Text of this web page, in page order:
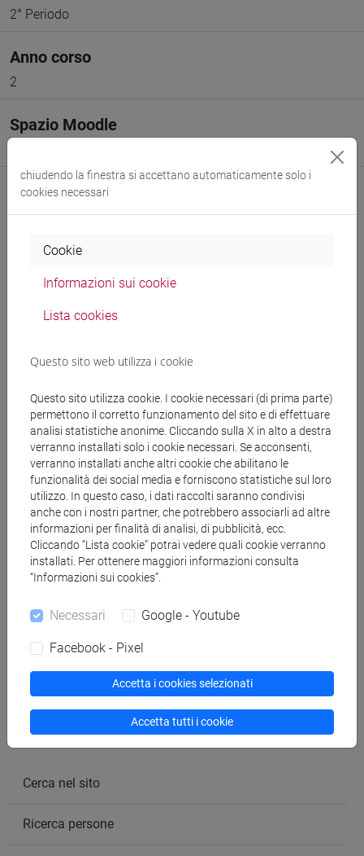
2° Periodo
Anno corso
2
Spazio Moodle
Genera calendario ICS
Genera calendario XLS
Copia questo URL per importare gli orari nel tuo Google
Calendar:
https://www.unive.it/data/ajax/Didattica/generaics?
cache=-1&afid=512961
Orario settimanale
Giorno Orario
Calendario lezioni
Cerca nel sito
Ricerca persone
chiudendo la finestra si accettano automaticamente solo i
cookies necessari
Cookie
Informazioni sui cookie
Lista cookies
Questo sito web utilizza i cookie
Questo sito utilizza cookie. I cookie necessari (di prima parte)
permettono il corretto funzionamento del sito e di effettuare
analisi statistiche anonime. Cliccando sulla X in alto a destra
verranno installati solo i cookie necessari. Se acconsenti,
verranno installati anche altri cookie che abilitano le
funzionalità dei social media e forniscono statistiche sul loro
utilizzo. In questo caso, i dati raccolti saranno condivisi
anche con i nostri partner, che potrebbero associarli ad altre
informazioni per finalità di analisi, di pubblicità, ecc.
Cliccando “Lista cookie” potrai vedere quali cookie verranno
installati. Per ottenere maggiori informazioni consulta
“Informazioni sui cookies”.
Necessari Google - Youtube
Facebook - Pixel
Accetta i cookies selezionati
Accetta tutti i cookie